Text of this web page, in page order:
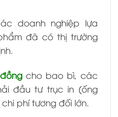
doanh nghiệp lựa
đã có thị trường
cho bao bì, các
đầu tư trục in (ống
phí tương đối lớn.